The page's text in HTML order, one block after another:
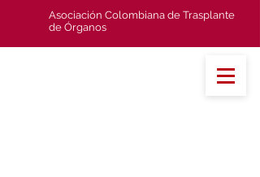
Asociación Colombiana de Trasplante
de Órganos